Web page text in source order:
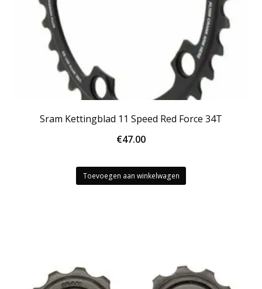
Sram Kettingblad 11 Speed Red Force 34T
€47.00
Toevoegen aan winkelwagen